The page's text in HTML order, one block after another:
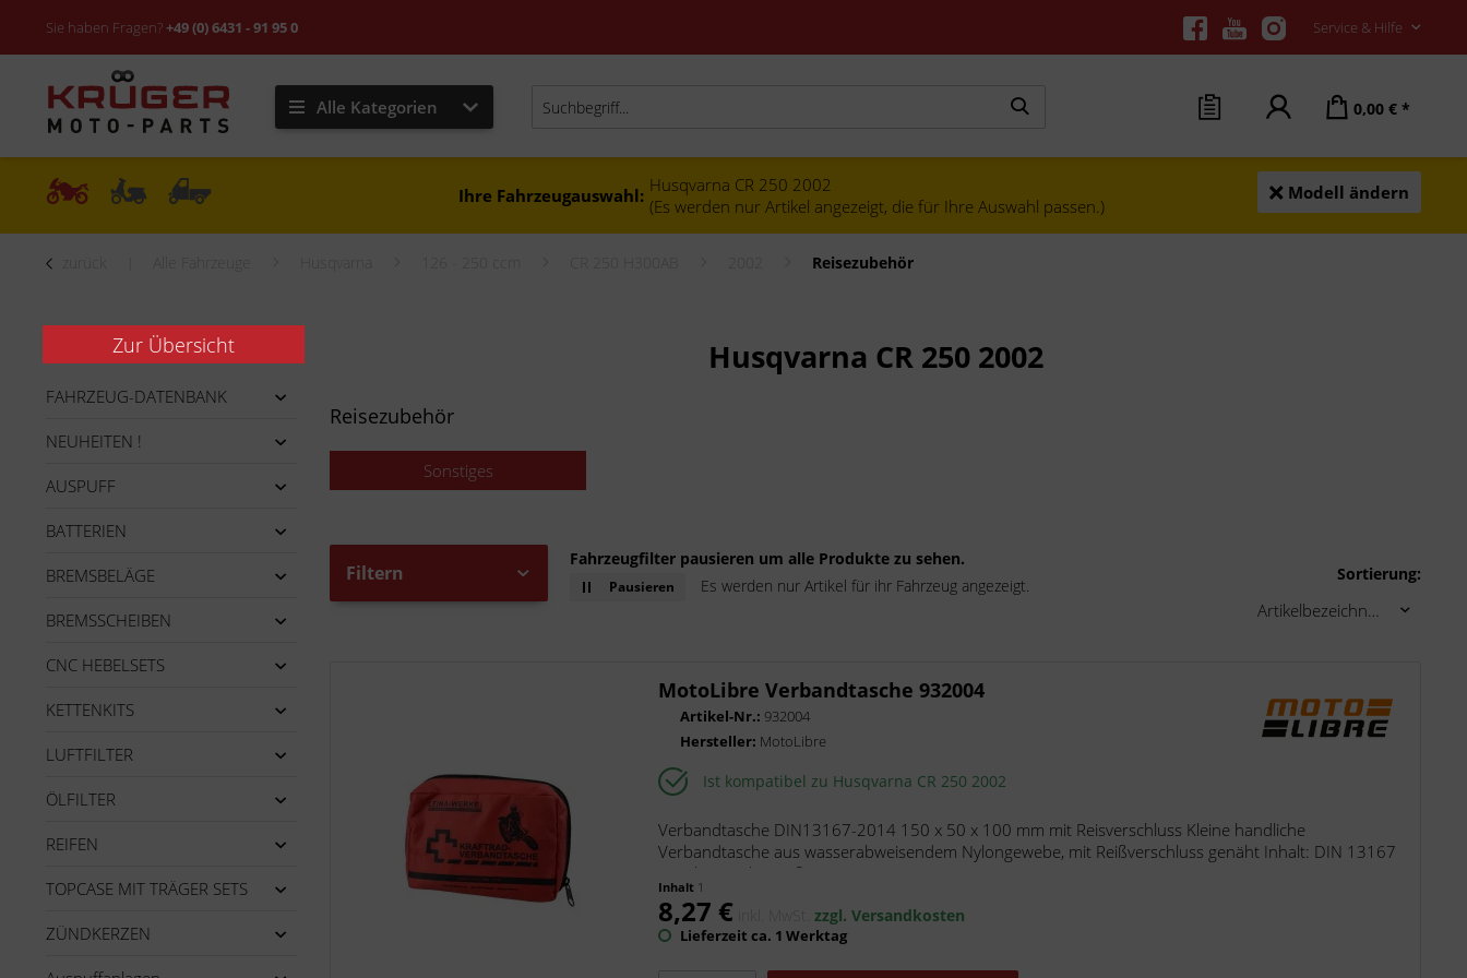
Sie haben Fragen?+49 (0) 6431 - 91 95 0 Service & Hilfe
Alle Kategorien 0,00 € *
Ihre Fahrzeugauswahl: Husqvarna CR 250 2002
(Es werden nur Artikel angezeigt, die für Ihre Auswahl passen.)
Modell ändern
Reisezubehör
FAHRZEUG-DATENBANK
NEUHEITEN !
AUSPUFF
BATTERIEN
BREMSBELÄGE
BREMSSCHEIBEN
CNC HEBELSETS
KETTENKITS
LUFTFILTER
ÖLFILTER
REIFEN
TOPCASE MIT TRÄGER SETS
ZÜNDKERZEN
Zur Übersicht Husqvarna CR 250 2002
Reisezubehör
Sonstiges
Filtern
Fahrzeugfilter pausieren um alle Produkte zu sehen.
Pausieren Es werden nur Artikel für ihr Fahrzeug angezeigt.
Sortierung:
MotoLibre Verbandtasche 932004
Artikel-Nr.: 932004
Hersteller: MotoLibre
Ist kompatibel zu Husqvarna CR 250 2002
Verbandtasche DIN13167-2014 150 x 50 x 100 mm mit Reisverschluss Kleine handliche
Verbandtasche aus wasserabweisendem Nylongewebe, mit Reißverschluss genäht Inhalt: DIN 13167
in Folientasche Maße: 150 x 50 x 100 mm...
Inhalt 1
8,27 € inkl. MwSt.zzgl. Versandkosten
Lieferzeit ca. 1 Werktag